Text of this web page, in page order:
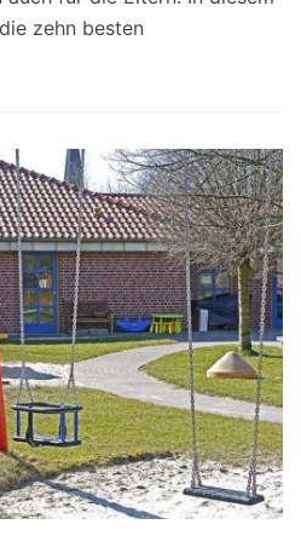
zehn besten